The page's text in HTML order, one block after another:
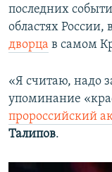
последних
областях России,
дворца в самом
«Я считаю, надо
упоминание
пророссийский
Талипов.